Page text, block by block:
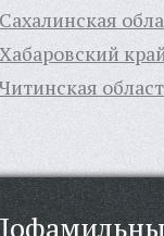
Сахалинская
Хабаровский
Читинская